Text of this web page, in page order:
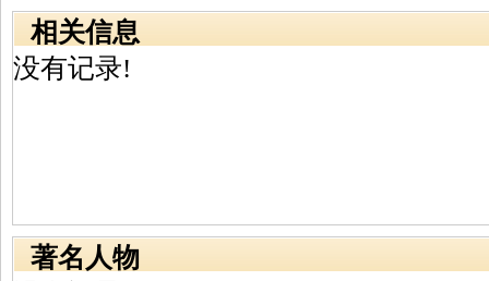
相关信息
没有记录!
著名人物